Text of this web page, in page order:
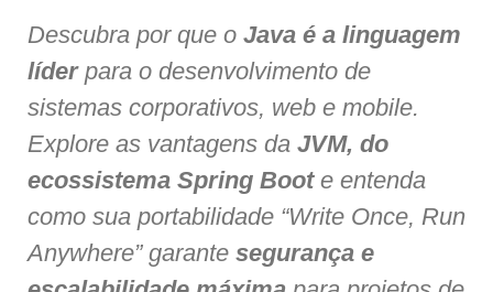
Descubra por que o Java é a linguagem
líderpara o desenvolvimento de
sistemas corporativos, web e mobile.
Explore as vantagens da JVM, do
ecossistema Spring Boote entenda
como sua portabilidade “Write Once, Run
Anywhere” garante segurança e